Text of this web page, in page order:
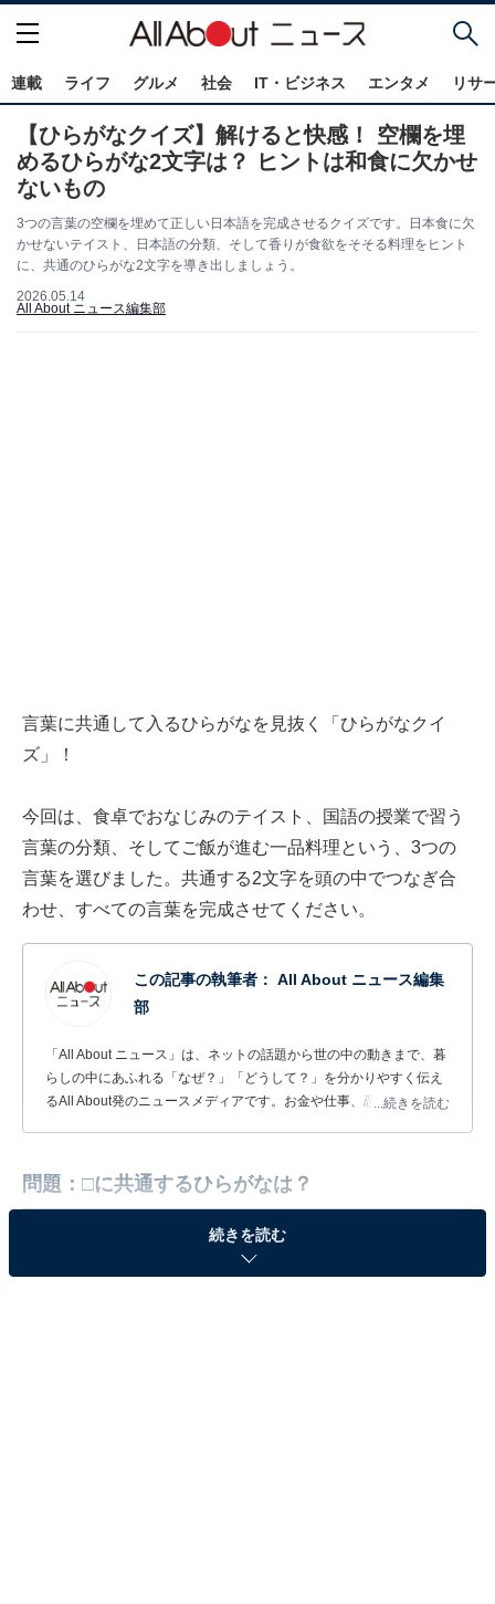
連載 ライフ グルメ 社会 IT・ビジネス エンタメ リサ
【ひらがなクイズ】解けると快感！ 空欄を埋
めるひらがな2文字は？ ヒントは和食に欠かせ
ないもの
3つの言葉の空欄を埋めて正しい日本語を完成させるクイズです。日本食に欠
かせないテイスト、日本語の分類、そして香りが食欲をそそる料理をヒント
に、共通のひらがな2文字を導き出しましょう。
2026.05.14
All About ニュース編集部
言葉に共通して入るひらがなを見抜く「ひらがなクイ
ズ」！
今回は、食卓でおなじみのテイスト、国語の授業で習う
言葉の分類、そしてご飯が進む一品料理という、3つの
言葉を選びました。共通する2文字を頭の中でつなぎ合
わせ、すべての言葉を完成させてください。
この記事の執筆者： All About ニュース編集
部
「All About ニュース」は、ネットの話題から世の中の動きまで、暮
らしの中にあふれる「なぜ？」「どうして？」を分かりやすく伝え
るAll About発のニュースメディアです。お金や仕事、恋愛、ITに関
...続きを読む
問題：□に共通するひらがなは？
続きを読む